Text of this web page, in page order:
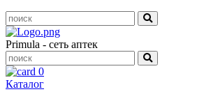
Primula - сеть аптек
0
Каталог